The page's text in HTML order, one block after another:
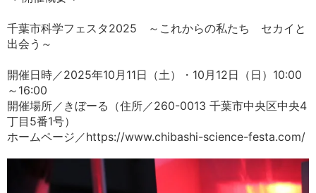
千葉市科学フェスタ2025 ～これからの私たち セカイと
出会う～
開催日時／2025年10月11日（土）・10月12日（日）10:00
～16:00
開催場所／きぼーる（住所／260-0013 千葉市中央区中央4
丁目5番1号）
ホームページ／https://www.chibashi-science-festa.com/